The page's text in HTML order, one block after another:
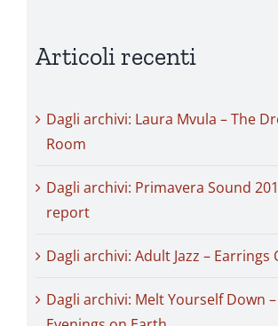
Articoli recenti
Dagli archivi: Laura Mvula – The
Room
Dagli archivi: Primavera Sound
report
Dagli archivi: Adult Jazz – Earrings
Dagli archivi: Melt Yourself Down